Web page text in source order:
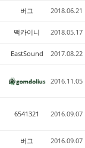
버그 2018.06.21
맥카이니 2018.05.17
EastSound 2017.08.22
2016.11.05
6541321 2016.09.07
버그 2016.09.07